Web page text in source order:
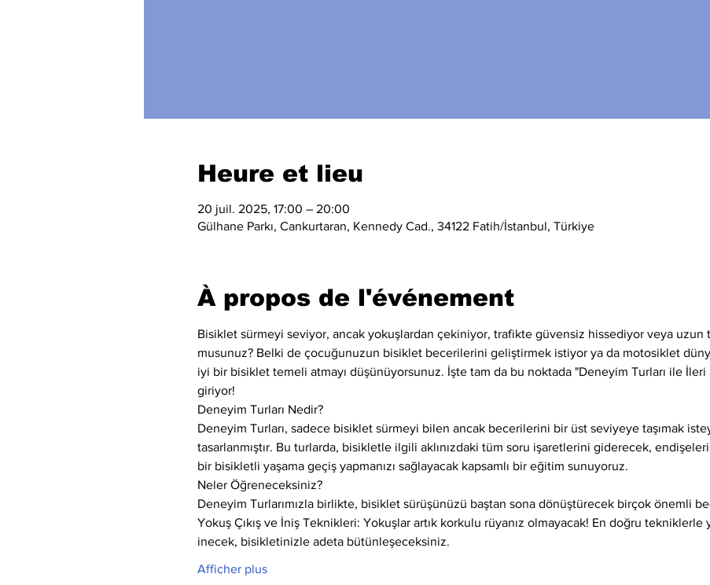
Heure et lieu
20 juil. 2025, 17:00 – 20:00
Gülhane Parkı, Cankurtaran, Kennedy Cad., 34122 Fatih/İstanbul, Türkiye
À propos de l'événement
Bisiklet sürmeyi seviyor, ancak yokuşlardan çekiniyor, trafikte güvensiz hissediyor veya uzun
musunuz? Belki de çocuğunuzun bisiklet becerilerini geliştirmek istiyor ya da motosiklet
iyi bir bisiklet temeli atmayı düşünüyorsunuz. İşte tam da bu noktada "Deneyim Turları ile
giriyor!
Deneyim Turları Nedir?
Deneyim Turları, sadece bisiklet sürmeyi bilen ancak becerilerini bir üst seviyeye taşımak
tasarlanmıştır. Bu turlarda, bisikletle ilgili aklınızdaki tüm soru işaretlerini giderecek,
bir bisikletli yaşama geçiş yapmanızı sağlayacak kapsamlı bir eğitim sunuyoruz.
Neler Öğreneceksiniz?
Deneyim Turlarımızla birlikte, bisiklet sürüşünüzü baştan sona dönüştürecek birçok önemli
Yokuş Çıkış ve İniş Teknikleri: Yokuşlar artık korkulu rüyanız olmayacak! En doğru tekniklerle
inecek, bisikletinizle adeta bütünleşeceksiniz.
Afficher plus